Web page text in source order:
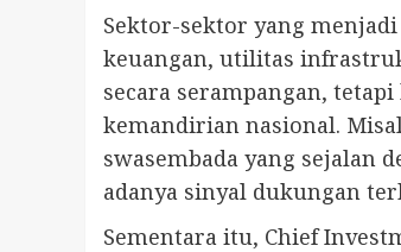
Sektor-sektor yang
keuangan, utilitas
secara serampangan,
kemandirian nasional.
swasembada yang sejalan
adanya sinyal dukungan
Sementara itu, Chief